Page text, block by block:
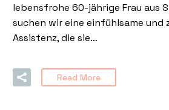
lebensfrohe 60-jährige Frau aus
suchen wir eine einfühlsame und
Assistenz, die sie…
Read More